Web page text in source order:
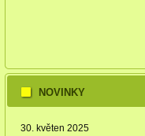
NOVINKY
30. květen 2025